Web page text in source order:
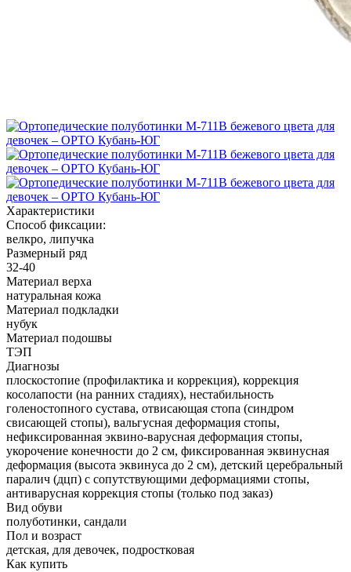
Характеристики
Способ фиксации:
велкро, липучка
Размерный ряд
32-40
Материал верха
натуральная кожа
Материал подкладки
нубук
Материал подошвы
ТЭП
Диагнозы
плоскостопие (профилактика и коррекция), коррекция
косолапости (на ранних стадиях), нестабильность
голеностопного сустава, отвисающая стопа (синдром
свисающей стопы), вальгусная деформация стопы,
нефиксированная эквино-варусная деформация стопы,
укорочение конечности до 2 см, фиксированная эквинусная
деформация (высота эквинуса до 2 см), детский церебральный
паралич (дцп) с сопутствующими деформациями стопы,
антиварусная коррекция стопы (только под заказ)
Вид обуви
полуботинки, сандали
Пол и возраст
детская, для девочек, подростковая
Как купить